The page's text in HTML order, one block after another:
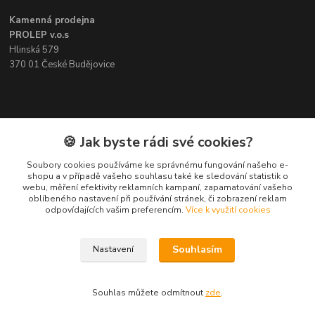
Kamenná prodejna
PROLEP v.o.s
Hlinská 579
370 01 České Budějovice
Kontakt
Pavel Šedivý
+420 602 148 895
Pracovní doba PO - PÁ: 8,00-16,30
🍪 Jak byste rádi své cookies?
Soubory cookies používáme ke správnému fungování našeho e-
shopu a v případě vašeho souhlasu také ke sledování statistik o
webu, měření efektivity reklamních kampaní, zapamatování vašeho
oblíbeného nastavení při používání stránek, či zobrazení reklam
odpovídajících vašim preferencím. Více k využití cookies
Nastavení Souhlasím
Souhlas můžete odmítnout zde.